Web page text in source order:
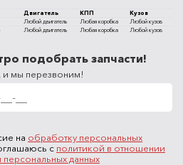
Двигатель КПП
Кузов
Любой двигатель Любая коробка
Любой кузов
Любой двигатель Любая коробка Любой кузов
подобрать запчасти!
и мы перезвоним!
на обработку персональных
с политикой в отношении
данных